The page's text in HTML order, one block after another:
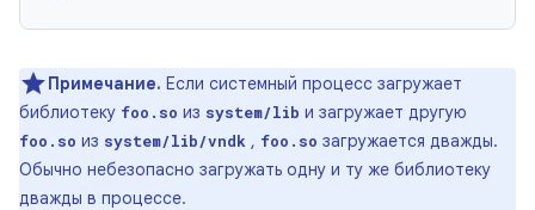
Примечание. Если системный процесс загружает
библиотеку foo.so из system/lib и загружает другую
foo.so из system/lib/vndk , foo.so загружается дважды.
Обычно небезопасно загружать одну и ту же библиотеку
дважды в процессе.